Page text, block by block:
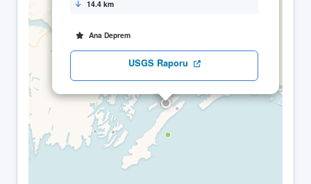
14.4 km
Ana Deprem
USGS Raporu